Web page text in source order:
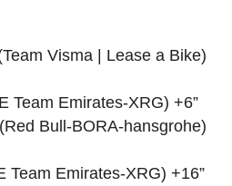
Visma | Lease a Bike)
Team Emirates-XRG) +6”
Bull-BORA-hansgrohe)
Team Emirates-XRG) +16”